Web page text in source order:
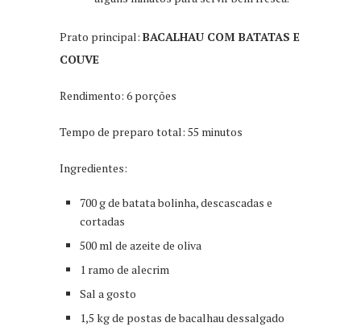
Prato principal: BACALHAU COM BATATAS E
COUVE
Rendimento: 6 porções
Tempo de preparo total: 55 minutos
Ingredientes:
700 g de batata bolinha, descascadas e
cortadas
500 ml de azeite de oliva
1 ramo de alecrim
Sal a gosto
1,5 kg de postas de bacalhau dessalgado